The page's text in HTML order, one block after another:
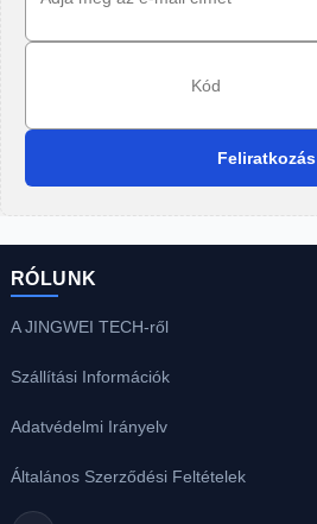
Feliratkozás
RÓLUNK
A JINGWEI TECH-ről
Szállítási Információk
Adatvédelmi Irányelv
Általános Szerződési Feltételek